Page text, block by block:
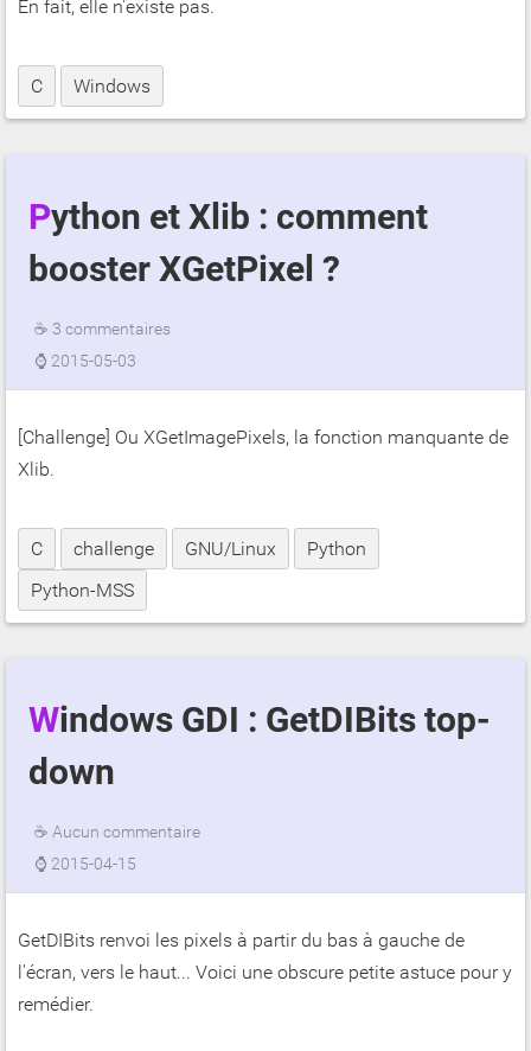
En fait, elle n'existe pas.
C Windows
Python et Xlib : comment
booster XGetPixel ?
☕ 3 commentaires
⌚ 2015-05-03
[Challenge] Ou XGetImagePixels, la fonction manquante de
Xlib.
C challenge GNU/Linux
Python
Python-MSS
Windows GDI : GetDIBits top-
down
☕ Aucun commentaire
⌚ 2015-04-15
GetDIBits renvoi les pixels à partir du bas à gauche de
l'écran, vers le haut... Voici une obscure petite astuce pour y
remédier.